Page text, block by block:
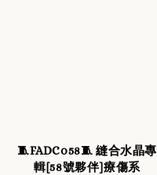
🧵FADC058🧵 縫合水晶專
輯[58號夥伴]療傷系